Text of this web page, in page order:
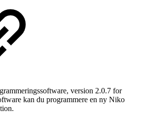
version 2.0.7 for
kan du programmere en ny Niko